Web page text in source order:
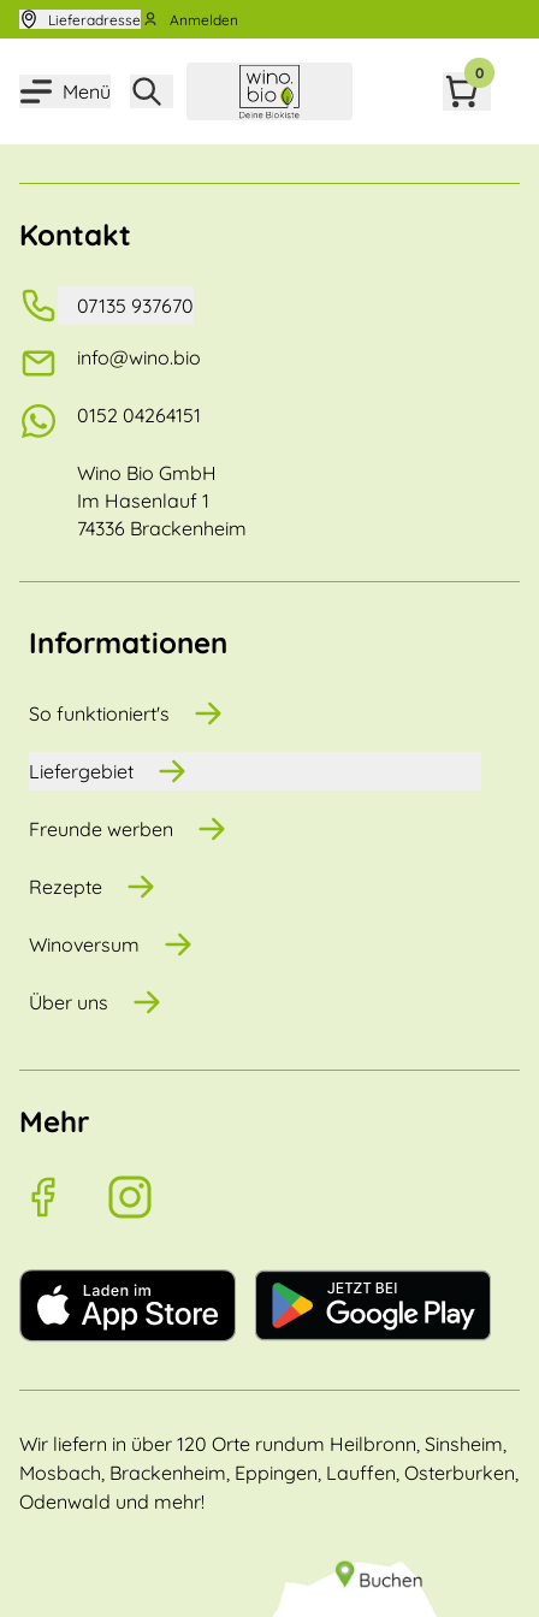
Zum Inhalt springen
Lieferadresse Anmelden
Menü
0
Kontakt
07135 937670
info@wino.bio
0152 04264151
Wino Bio GmbH
Im Hasenlauf 1
74336 Brackenheim
Informationen
So funktioniert's
Liefergebiet
Freunde werben
Rezepte
Winoversum
Über uns
Mehr
Wir liefern in über 120 Orte rundum Heilbronn, Sinsheim,
Mosbach, Brackenheim, Eppingen, Lauffen, Osterburken,
Odenwald und mehr!